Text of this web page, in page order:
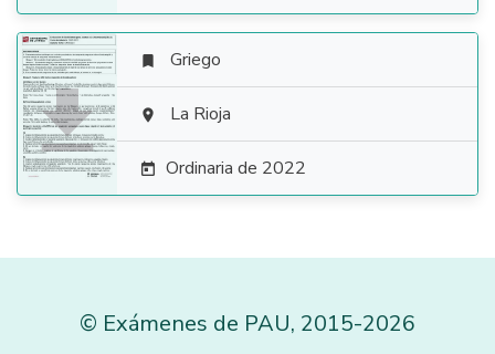

 Griego
 La Rioja
 Ordinaria de 2022
© Exámenes de PAU, 2015-2026